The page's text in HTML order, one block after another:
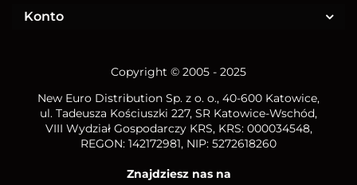
Konto
Copyright © 2005 - 2025
New Euro Distribution Sp. z o. o., 40-600 Katowice,
ul. Tadeusza Kościuszki 227, SR Katowice-Wschód,
VIII Wydział Gospodarczy KRS, KRS: 000034548,
REGON: 142172981, NIP: 5272618260
Znajdziesz nas na